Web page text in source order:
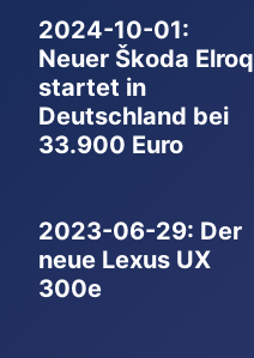
2024-10-01:
Neuer Škoda Elroq
startet in
Deutschland bei
33.900 Euro
2023-06-29: Der
neue Lexus UX
300e